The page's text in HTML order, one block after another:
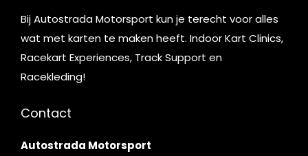
Bij Autostrada Motorsport kun je terecht voor alles
wat met karten te maken heeft. Indoor Kart Clinics,
Racekart Experiences, Track Support en
Racekleding!
Contact
Autostrada Motorsport